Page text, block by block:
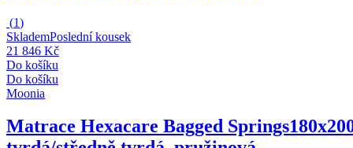
(1)
SklademPoslední kousek
21 846 Kč
Do košíku
Do košíku
Moonia
Matrace Hexacare Bagged Springs